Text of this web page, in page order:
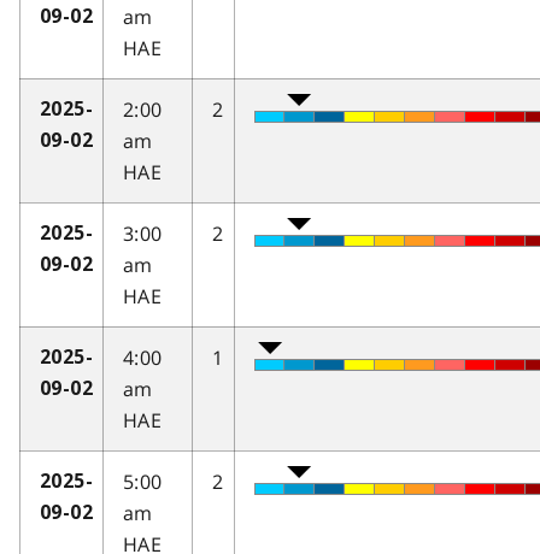
09-02
am
HAE
2025-
09-02
2:00
am
HAE
2
2025-
09-02
3:00
am
HAE
2
2025-
09-02
4:00
am
HAE
1
2025-
09-02
5:00
am
HAE
2